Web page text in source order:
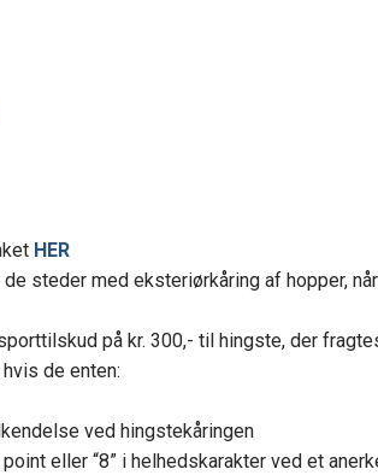
HER
steder med eksteriørkåring af hopper,
på kr. 300,- til hingste, der
de enten:
ved hingstekåringen
point eller “8” i helhedskarakter ved et